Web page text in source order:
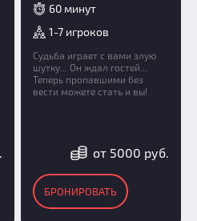
60 минут
1-7 игроков
Судьба играет с вами злую
шутку... Он ждал гостей...
Теперь пропавшими без
вести можете стать и вы!
от 5000 руб.
БРОНИРОВАТЬ